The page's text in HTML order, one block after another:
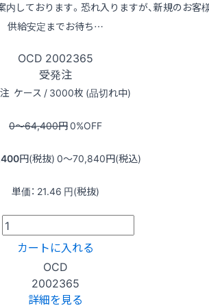
しております。恐れ入りますが、新規のお客
供給安定までお待ち…
OCD 2002365
受発注
ケース / 3000枚 (品切れ中)
0〜64,400円0%OFF
円(税抜) 0〜70,840円(税込)
単価： 21.46 円(税抜)
カートに入れる
OCD
2002365
詳細を見る